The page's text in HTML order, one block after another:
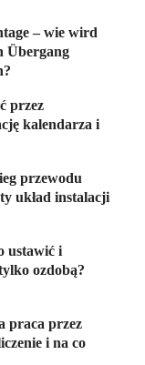
– wie wird
Übergang
przez
kalendarza i
przewodu
układ instalacji
ustawić i
ozdobą?
praca przez
i na co